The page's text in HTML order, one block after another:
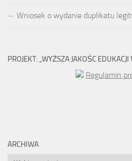
Wniosek o wydanie duplikatu
PROJEKT: „WYŻSZA JAKOŚC
Regulamin
ARCHIWA